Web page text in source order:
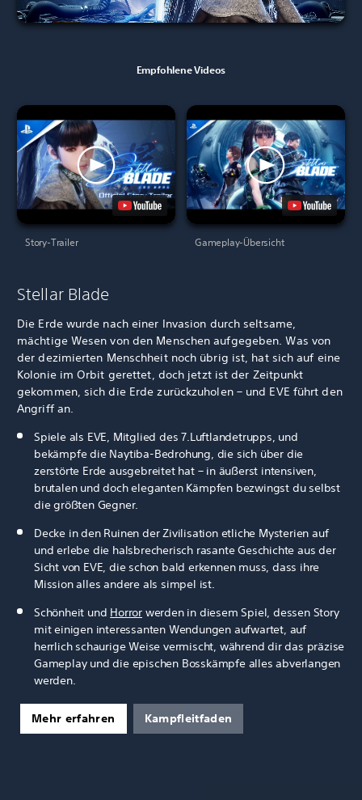
Empfohlene Videos
Story-Trailer Gameplay-Übersicht
Stellar Blade
Die Erde wurde nach einer Invasion durch seltsame,
mächtige Wesen von den Menschen aufgegeben. Was von
der dezimierten Menschheit noch übrig ist, hat sich auf eine
Kolonie im Orbit gerettet, doch jetzt ist der Zeitpunkt
gekommen, sich die Erde zurückzuholen – und EVE führt den
Angriff an.
Spiele als EVE, Mitglied des 7.Luftlandetrupps, und
bekämpfe die Naytiba-Bedrohung, die sich über die
zerstörte Erde ausgebreitet hat – in äußerst intensiven,
brutalen und doch eleganten Kämpfen bezwingst du selbst
die größten Gegner.
Decke in den Ruinen der Zivilisation etliche Mysterien auf
und erlebe die halsbrecherisch rasante Geschichte aus der
Sicht von EVE, die schon bald erkennen muss, dass ihre
Mission alles andere als simpel ist.
Schönheit und Horror werden in diesem Spiel, dessen Story
mit einigen interessanten Wendungen aufwartet, auf
herrlich schaurige Weise vermischt, während dir das präzise
Gameplay und die epischen Bosskämpfe alles abverlangen
werden.
Mehr erfahren Kampfleitfaden